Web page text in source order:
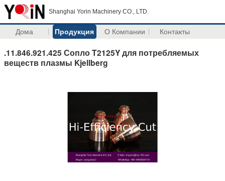
Shanghai Yorin Machinery CO., LTD.
Дома Продукция О Компании Контакты
.11.846.921.425 Сопло T2125Y для потребляемых
веществ плазмы Kjellberg